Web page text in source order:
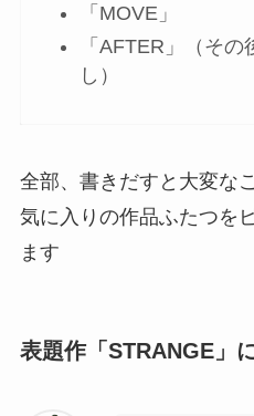
「MOVE」
「AFTER」（そ
し）
全部、書きだすと大変な
気に入りの作品ふたつを
ます
表題作「STRANGE」